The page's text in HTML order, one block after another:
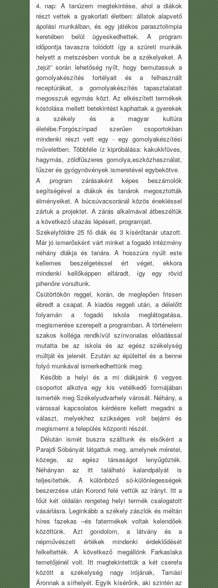
4. nap: A tanüzem megtekintése, ahol a diákok
részt vettek a gyakorlati életben: állatok alapvető
ápolási munkáiban, és egy játékos parasztolimpia
keretében belül ügyeskedhettek. A program
időpontja tavaszra tolódott így a szüreti munkák
helyett a metszésben vontuk be a székelyeket. A
„tejút” során lehetőség nyílt, hogy bemutassuk a
gomolyakészítés fortélyait és a felhasznált
receptúrákat, a gomolyakészítés tapasztalatait
megosszuk egymás közt. Az elkészített termékek
kóstolása mellett betekintést kaphattak a gyerekek
a székely és a magyar kultúra
életébe.Forgószínpad szerűen csoportokban
mindenki részt vett egy - egy gomolyakészítési
műveletben. Többféle íz kipróbálása: kakukkfüves,
hagymás, zöldfűszeres gomolya,eszközhasználat,
fűszer és gyógynövények ismeretével egybekötve.
A program zárásaként képes beszámolók
segítségével a diákok és tanárok megosztották
élményeiket. A búcsúvacsoránál közös énekléssel
zártuk a projektet. A zárás alkalmával átbeszéltük
a következő utazás lépéseit, programjait.
Székelyföldre 25 fő diák és 3 kísérőtanár utazott.
Már jó ismerősként várt minket a fogadó intézmény
néhány diákja és tanára. A hosszúra nyúlt este
kellemes beszélgetéssel ért véget, ekkora
mindenki kellőképpen elfáradt, így egy rövid
pihenőre vonultunk.
Csütörtökön reggel, korán, de meglepően frissen
ébredt a csapat. A kiadós reggeli után, a délelőtt
folyamán a fogadó iskola meglátogatása,
megismerése szerepelt a programban. A történelem
szakos kolléga rendkívül színvonalas előadással
mutatta be az iskola és az egész székelység
múltját és jelenét. Ezután az épülettel és a benne
folyó munkával ismerkedhettünk meg.
Később a helyi és a mi diákjaink 6 vegyes
csoportot alkotva egy kis vetélkedő formájában
ismerték meg Székelyudvarhely városát. Néhány, a
várossal kapcsolatos kérdésre kellett megadni a
választ, melyekhez szükséges volt bejárni és
megismerni a település központi részét.
Délután ismét buszra szálltunk és elsőként a
Parajdi Sóbányát látgattuk meg, amelynek méretei,
közege, az egész társaságot lenyűgözték.
Néhányan az itt található kalandpályát is
teljesítették. A különböző só-különlegességek
beszerzése után Korond felé vettük az irányt. Itt a
főút két oldalán rengeteg helyi termék csalogatott
vásárlásra. Leginkább a székely zászlók és méltán
híres fazekas –és fatermékek voltak kelendőek
közöttünk. Azt gondolom, a látvány és a
népművészeti értékek mindenki érdeklődését
felkeltették. A következő megállónk Farkaslaka
temetőjénél volt. Itt megtekintettük a két cserefa
között a székelység nagy írójának, Tamási
Áronnak a sírhelyét. Egyik kísérőnk, aki szintén az